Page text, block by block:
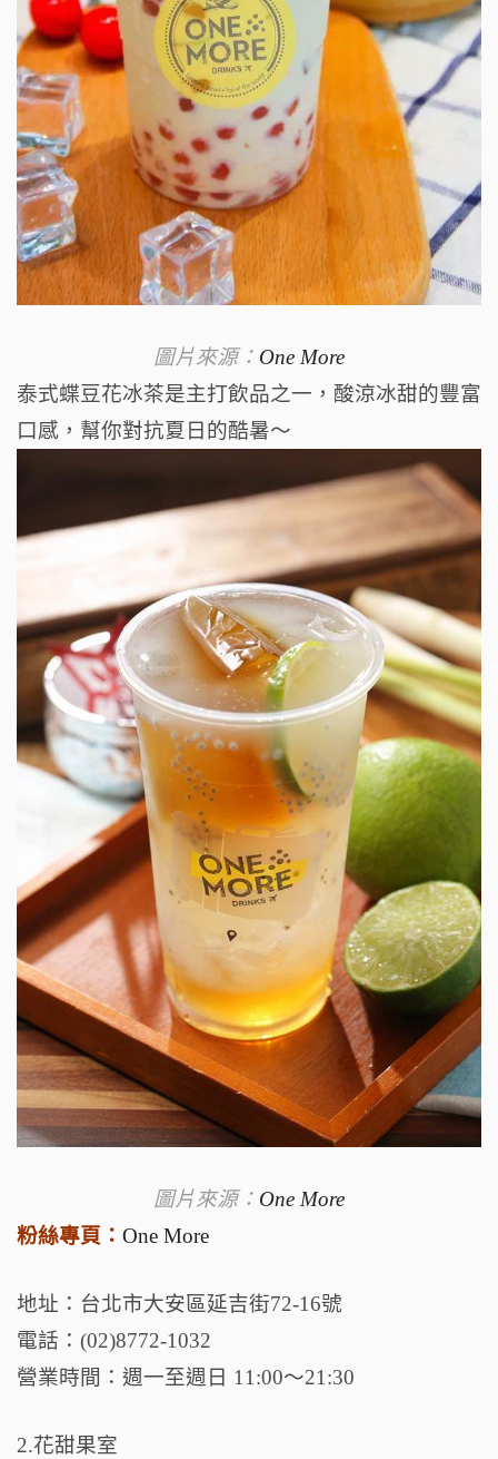
圖片來源： One More
泰式蝶豆花冰茶是主打飲品之一， 酸涼冰甜的豐富
口感，幫你對抗夏日的酷暑～
圖片來源： One More
粉絲專頁： One More
地址：台北市大安區延吉街72-16號
電話：(02)8772-1032
營業時間：週一至週日 11:00～21:30
2.花甜果室